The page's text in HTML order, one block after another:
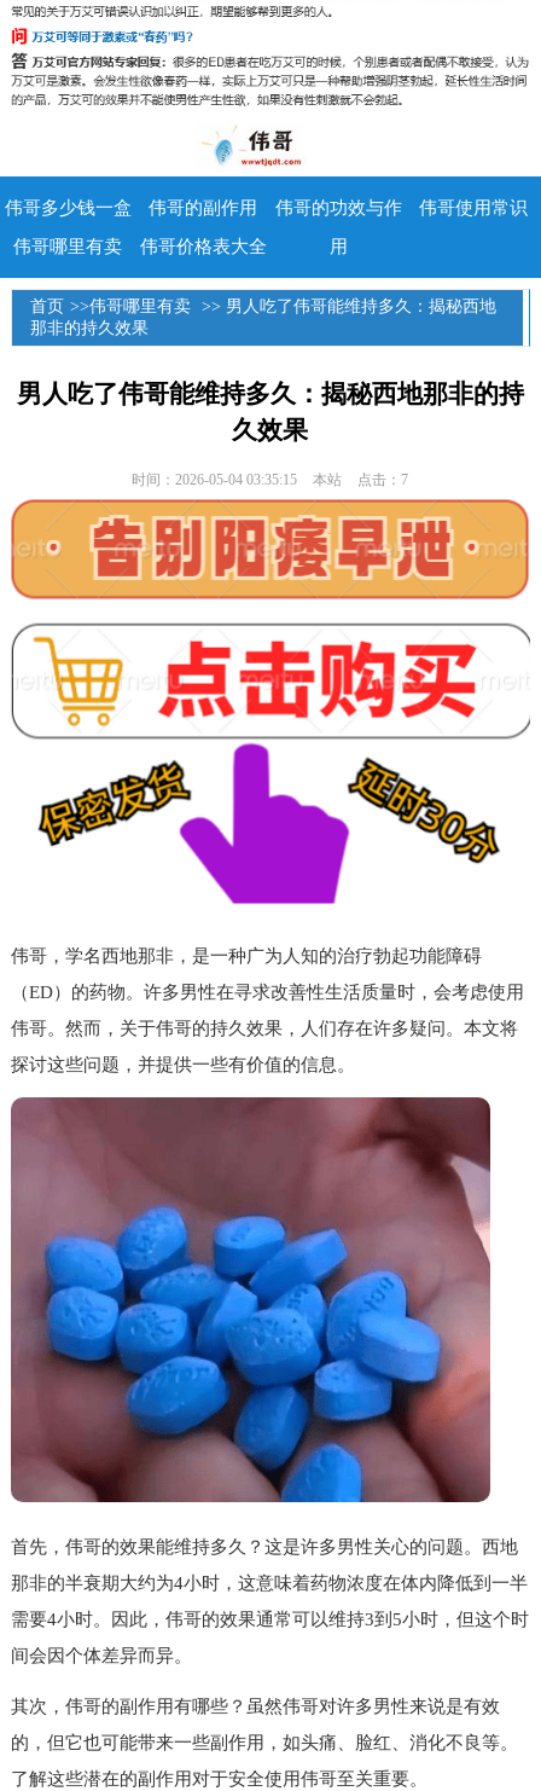
伟哥多少钱一盒 伟哥的副作用
伟哥的功效与作
用
伟哥使用常识
伟哥哪里有卖
伟哥价格表大全
首页 >>伟哥哪里有卖
>> 男人吃了伟哥能维持多久：揭秘西地
那非的持久效果
男人吃了伟哥能维持多久：揭秘西地那非的持
久效果
时间：2026-05-04 03:35:15 本站 点击：7
伟哥，学名西地那非，是一种广为人知的治疗勃起功能障碍
（ED）的药物。许多男性在寻求改善性生活质量时，会考虑使用
伟哥。然而，关于伟哥的持久效果，人们存在许多疑问。本文将
探讨这些问题，并提供一些有价值的信息。
首先，伟哥的效果能维持多久？这是许多男性关心的问题。西地
那非的半衰期大约为4小时，这意味着药物浓度在体内降低到一半
需要4小时。因此，伟哥的效果通常可以维持3到5小时，但这个时
间会因个体差异而异。
其次，伟哥的副作用有哪些？虽然伟哥对许多男性来说是有效
的，但它也可能带来一些副作用，如头痛、脸红、消化不良等。
了解这些潜在的副作用对于安全使用伟哥至关重要。